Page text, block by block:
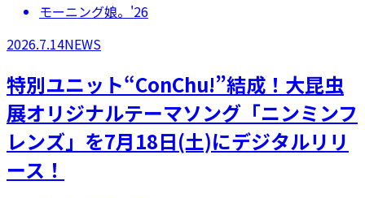
モーニング娘。'26
2026.7.14NEWS
特別ユニット“ConChu!”結成！大昆虫
展オリジナルテーマソング「ニンミンフ
レンズ」を7月18日(土)にデジタルリリ
ース！